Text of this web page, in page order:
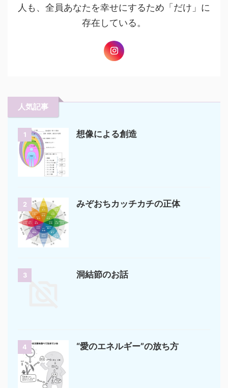
人も、全員あなたを幸せにするため「だけ」に
存在している。
人気記事
1 想像による創造
2 みぞおちカッチカチの正体
3 洞結節のお話
4 “愛のエネルギー”の放ち方